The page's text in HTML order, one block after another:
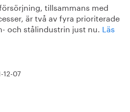
tillsammans med
är två av fyra prioriterade
och stålindustrin just nu. Läs
12-07